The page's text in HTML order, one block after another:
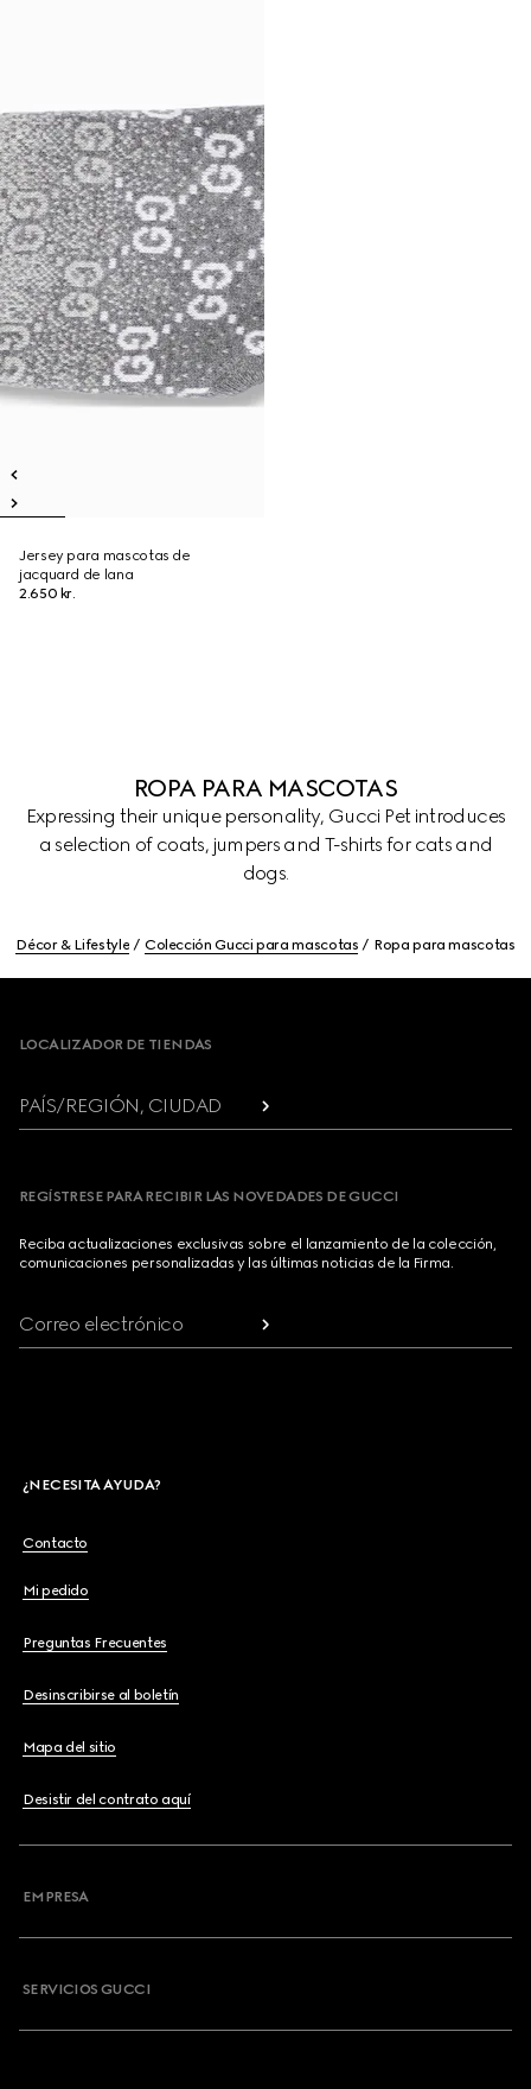
Jersey para mascotas de
jacquard de lana
2.650 kr.
ROPA PARA MASCOTAS
Expressing their unique personality, Gucci Pet introduces
a selection of coats, jumpers and T-shirts for cats and
dogs.
Décor & Lifestyle Colección Gucci para mascotas Ropa para mascotas
LOCALIZADOR DE TIENDAS
PAÍS/REGIÓN, CIUDAD
REGÍSTRESE PARA RECIBIR LAS NOVEDADES DE GUCCI
Reciba actualizaciones exclusivas sobre el lanzamiento de la colección,
comunicaciones personalizadas y las últimas noticias de la Firma.
Correo electrónico
¿NECESITA AYUDA?
Contacto
Mi pedido
Preguntas Frecuentes
Desinscribirse al boletín
Mapa del sitio
Desistir del contrato aquí
EMPRESA
SERVICIOS GUCCI